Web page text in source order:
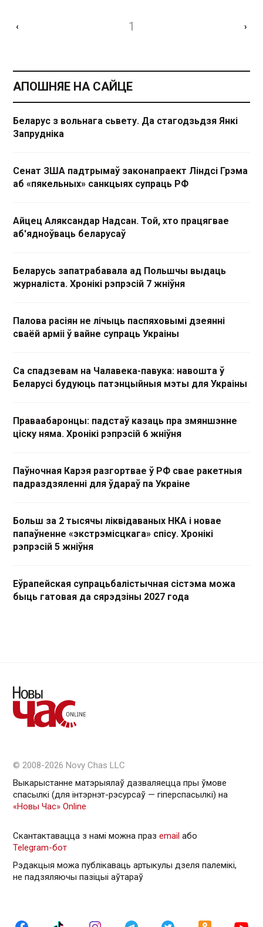
‹ 1 ›
АПОШНЯЕ НА САЙЦЕ
Беларус з вольнага сьвету. Да стагодзьдзя Янкі
Запрудніка
Сенат ЗША падтрымаў законапраект Ліндсі Грэма
аб «пякельных» санкцыях супраць РФ
Айцец Аляксандар Надсан. Той, хто працягвае
аб'ядноўваць беларусаў
Беларусь запатрабавала ад Польшчы выдаць
журналіста. Хронікі рэпрэсій 7 жніўня
Палова расіян не лічыць паспяховымі дзеянні
сваёй арміі ў вайне супраць Украіны
Са спадзевам на Чалавека-павука: навошта ў
Беларусі будуюць патэнцыйныя мэты для Украіны
Праваабаронцы: падстаў казаць пра змяншэнне
ціску няма. Хронікі рэпрэсій 6 жніўня
Паўночная Карэя разгортвае ў РФ свае ракетныя
падраздзяленні для ўдараў па Украіне
Больш за 2 тысячы ліквідаваных НКА і новае
папаўненне «экстрэмісцкага» спісу. Хронікі
рэпрэсій 5 жніўня
Еўрапейская супрацьбалістычная сістэма можа
быць гатовая да сярэдзіны 2027 года
© 2008-2026 Novy Chas LLC
Выкарыстанне матэрыялаў дазваляецца пры ўмове
спасылкі (для інтэрнэт-рэсурсаў — гiперспасылкi) на
«Новы Час» Online
Скантактавацца з намі можна праз email або
Telegram-бот
Рэдакцыя можа публікаваць артыкулы дзеля палемікі,
не падзяляючы пазіцыі аўтараў